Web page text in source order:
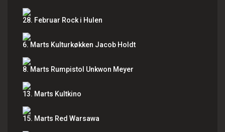
28. Februar Rock i Hulen
6. Marts Kulturkøkken Jacob Holdt
8. Marts Rumpistol Unkwon Meyer
13. Marts Kultkino
15. Marts Red Warsawa